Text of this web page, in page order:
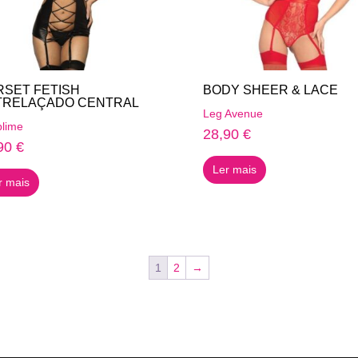
on
the
product
page
FETISH
CENTRAL
€
mais
BODY SHEER & LACE
Leg Avenue
28,90 €
Ler mais
1 2 →